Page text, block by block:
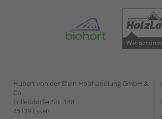
Hubert von der Stein Holzhandlung GmbH &
Co.
Frillendorfer Str. 148
45139 Essen